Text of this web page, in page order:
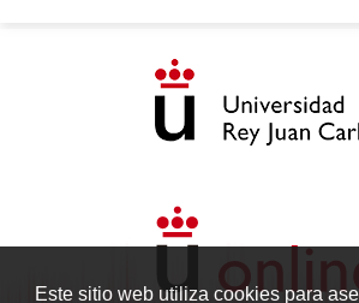
Este sitio web utiliza cookies para